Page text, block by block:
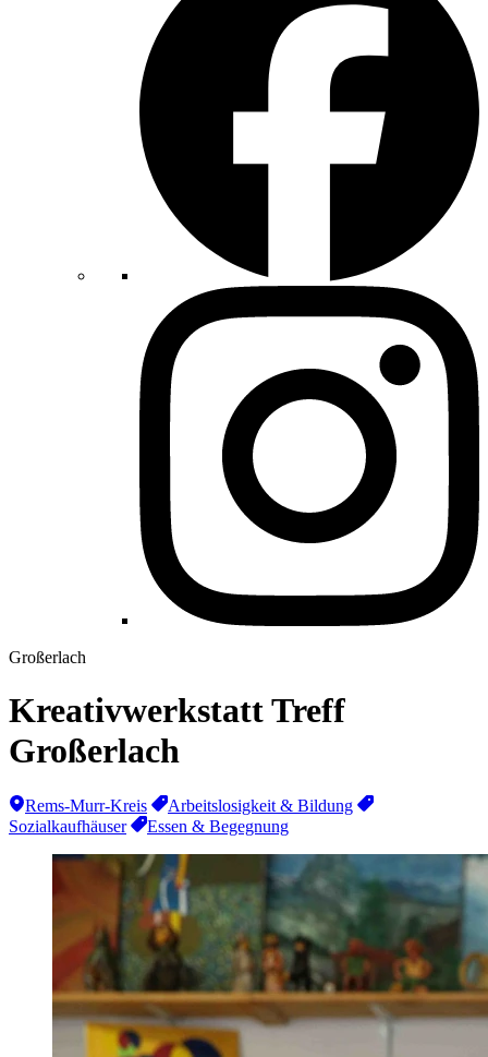
Großerlach
Kreativwerkstatt Treff
Großerlach
Rems-Murr-Kreis
Arbeitslosigkeit & Bildung
Sozialkaufhäuser
Essen & Begegnung